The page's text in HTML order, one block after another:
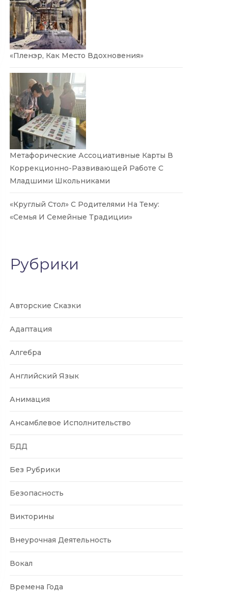
«Пленэр, Как Место Вдохновения»
Метафорические Ассоциативные Карты В
Коррекционно-Развивающей Работе С
Младшими Школьниками
«Круглый Стол» С Родителями На Тему:
«Семья И Семейные Традиции»
Рубрики
Авторские Сказки
Адаптация
Алгебра
Английский Язык
Анимация
Ансамблевое Исполнительство
БДД
Без Рубрики
Безопасность
Викторины
Внеурочная Деятельность
Вокал
Времена Года